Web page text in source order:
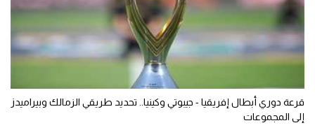
قرعة دوري أبطال إفريقيا - جيبوتي وكينيا.. تحديد طريقي الزمالك وبيراميدز
إلى المجموعات